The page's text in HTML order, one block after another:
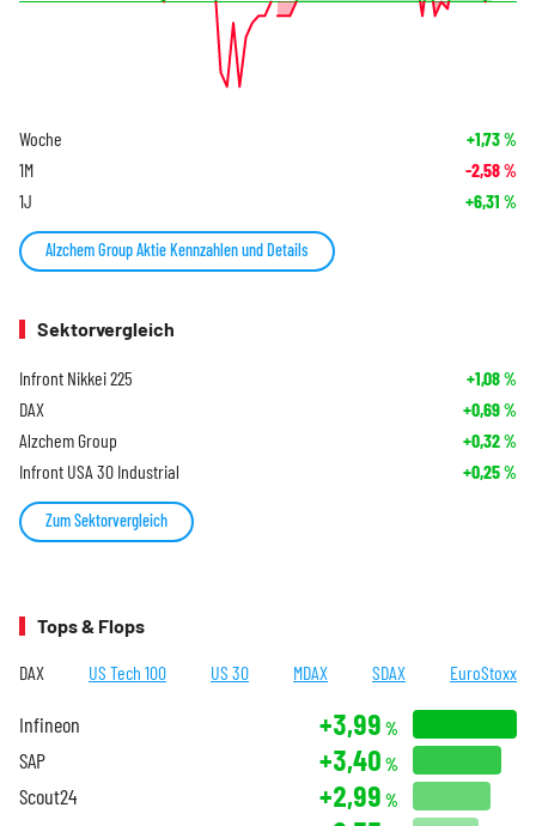
Woche +1,73%
1M -2,58%
1J +6,31 %
Alzchem Group Aktie Kennzahlen und Details
Sektorvergleich
Infront Nikkei 225 +1,08%
DAX +0,69%
Alzchem Group +0,32%
Infront USA 30 Industrial +0,25%
Zum Sektorvergleich
Tops & Flops
DAX US Tech 100 US 30 MDAX SDAX EuroStoxx
Infineon +3,99 %
SAP +3,40 %
Scout24 +2,99 %